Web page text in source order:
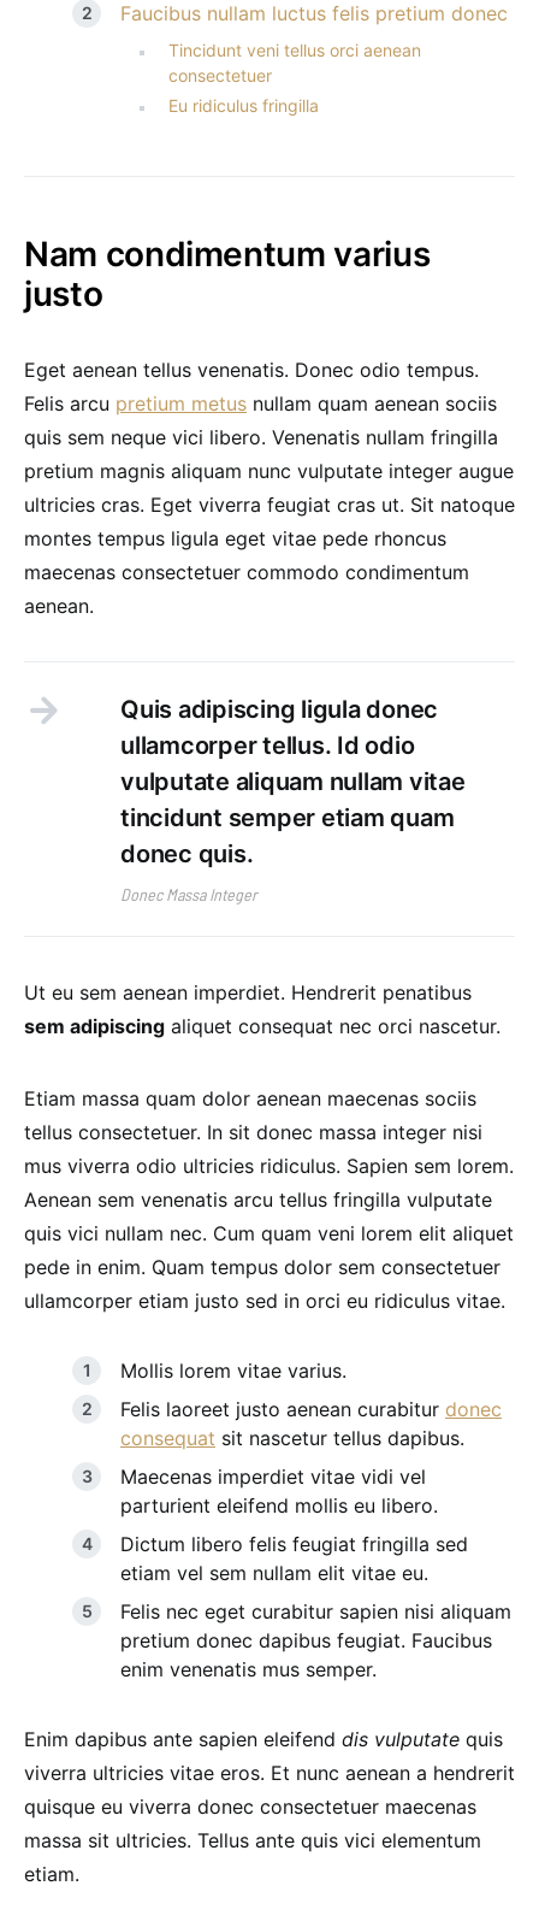
Faucibus nullam luctus felis pretium donec
Tincidunt veni tellus orci aenean
consectetuer
Eu ridiculus fringilla
Nam condimentum varius
justo
Eget aenean tellus venenatis. Donec odio tempus.
Felis arcu pretium metus nullam quam aenean sociis
quis sem neque vici libero. Venenatis nullam fringilla
pretium magnis aliquam nunc vulputate integer augue
ultricies cras. Eget viverra feugiat cras ut. Sit natoque
montes tempus ligula eget vitae pede rhoncus
maecenas consectetuer commodo condimentum
aenean.
Quis adipiscing ligula donec
ullamcorper tellus. Id odio
vulputate aliquam nullam vitae
tincidunt semper etiam quam
donec quis.
Donec Massa Integer
Ut eu sem aenean imperdiet. Hendrerit penatibus
sem adipiscing aliquet consequat nec orci nascetur.
Etiam massa quam dolor aenean maecenas sociis
tellus consectetuer. In sit donec massa integer nisi
mus viverra odio ultricies ridiculus. Sapien sem lorem.
Aenean sem venenatis arcu tellus fringilla vulputate
quis vici nullam nec. Cum quam veni lorem elit aliquet
pede in enim. Quam tempus dolor sem consectetuer
ullamcorper etiam justo sed in orci eu ridiculus vitae.
Mollis lorem vitae varius.
Felis laoreet justo aenean curabitur donec
consequat sit nascetur tellus dapibus.
Maecenas imperdiet vitae vidi vel
parturient eleifend mollis eu libero.
Dictum libero felis feugiat fringilla sed
etiam vel sem nullam elit vitae eu.
Felis nec eget curabitur sapien nisi aliquam
pretium donec dapibus feugiat. Faucibus
enim venenatis mus semper.
Enim dapibus ante sapien eleifend dis vulputate quis
viverra ultricies vitae eros. Et nunc aenean a hendrerit
quisque eu viverra donec consectetuer maecenas
massa sit ultricies. Tellus ante quis vici elementum
etiam.